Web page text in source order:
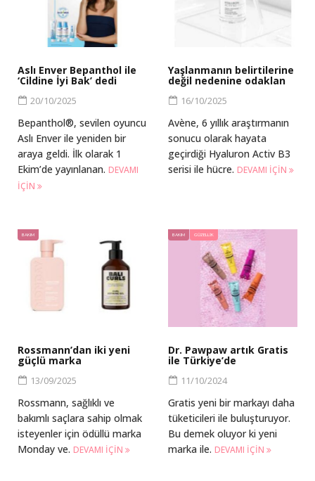
Aslı Enver Bepanthol ile
‘Cildine İyi Bak’ dedi
20/10/2025
Bepanthol®, sevilen oyuncu
Aslı Enver ile yeniden bir
araya geldi. İlk olarak 1
Ekim’de yayınlanan. DEVAMI
IÇIN
Yaşlanmanın belirtilerine
değil nedenine odaklan
16/10/2025
Avène, 6 yıllık araştırmanın
sonucu olarak hayata
geçirdiği Hyaluron Activ B3
serisi ile hücre. DEVAMI IÇIN
BAKIM
Rossmann’dan iki yeni
güçlü marka
13/09/2025
Rossmann, sağlıklı ve
bakımlı saçlara sahip olmak
isteyenler için ödüllü marka
Monday ve. DEVAMI IÇIN
BAKIM GÜZELLIK
Dr. Pawpaw artık Gratis
ile Türkiye’de
11/10/2024
Gratis yeni bir markayı daha
tüketicileri ile buluşturuyor.
Bu demek oluyor ki yeni
marka ile. DEVAMI IÇIN